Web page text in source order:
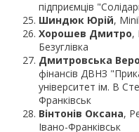
підприємців
Шиндюк Юрій,
Хорошев Дмитро,
Безуглівка
Дмитровська
фінансів ДВНЗ
університет ім. В
Франківськ
Вінтонів Оксана,
Івано-Франківськ